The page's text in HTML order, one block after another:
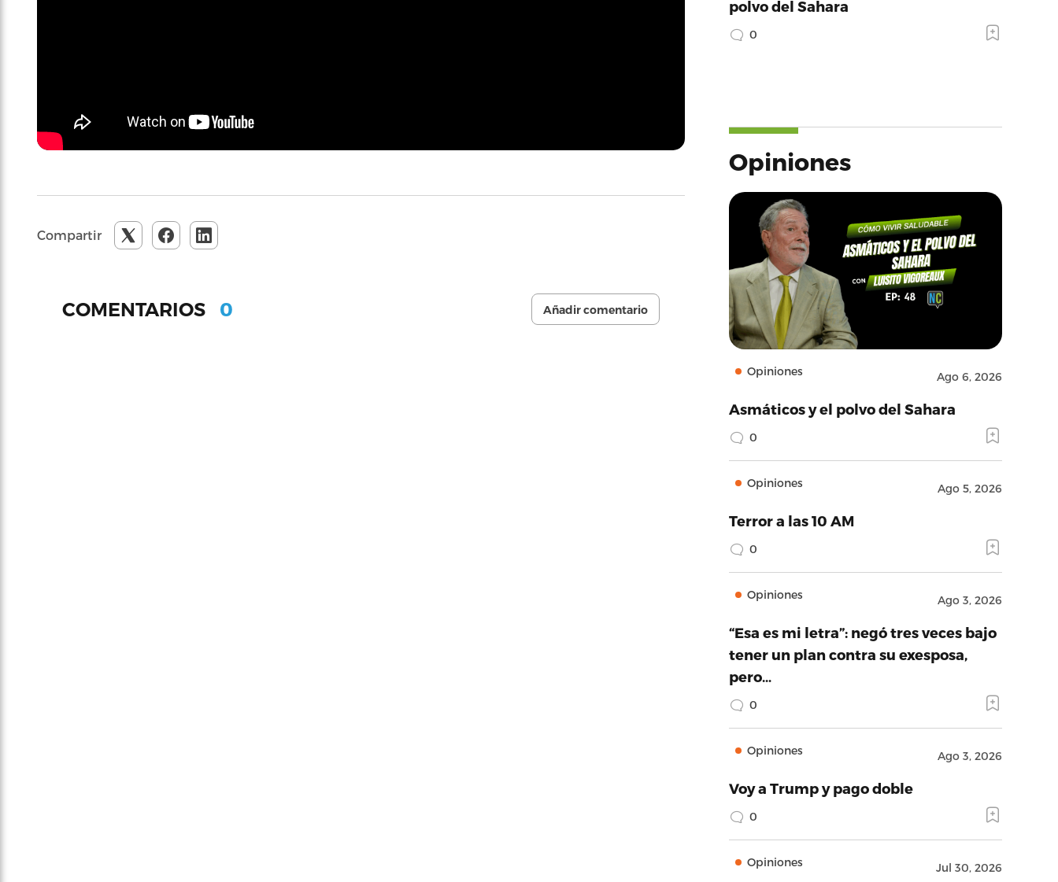
Compartir
COMENTARIOS 0 Añadir comentario
polvo del Sahara
0
Opiniones
Opiniones Ago 6, 2026
Asmáticos y el polvo del Sahara
0
Opiniones Ago 5, 2026
Terror a las 10 AM
0
Opiniones Ago 3, 2026
“Esa es mi letra”: negó tres veces bajo
tener un plan contra su exesposa,
pero…
0
Opiniones Ago 3, 2026
Voy a Trump y pago doble
0
Opiniones Jul 30, 2026